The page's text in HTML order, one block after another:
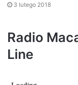
3 lutego 2018
Radio
Line